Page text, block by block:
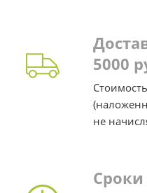
5000
не
Сроки